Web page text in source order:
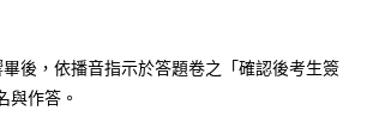
後，依播音指示於答題卷之「確認後考生簽
與作答。